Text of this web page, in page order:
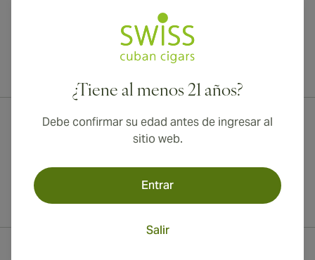
¿Tiene al menos 21 años?
Debe confirmar su edad antes de ingresar al
sitio web.
Entrar
Salir